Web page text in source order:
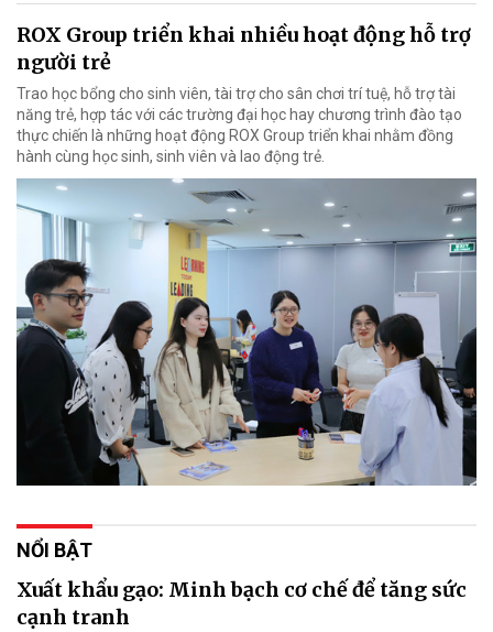
ROX Group triển khai nhiều hoạt động hỗ trợ
người trẻ
Trao học bổng cho sinh viên, tài trợ cho sân chơi trí tuệ, hỗ trợ tài
năng trẻ, hợp tác với các trường đại học hay chương trình đào tạo
thực chiến là những hoạt động ROX Group triển khai nhằm đồng
hành cùng học sinh, sinh viên và lao động trẻ.
NỔI BẬT
Xuất khẩu gạo: Minh bạch cơ chế để tăng sức
cạnh tranh